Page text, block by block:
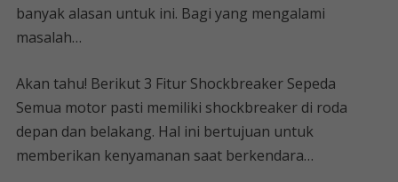
banyak alasan untuk ini. Bagi yang mengalami
masalah…
Akan tahu! Berikut 3 Fitur Shockbreaker Sepeda
Semua motor pasti memiliki shockbreaker di roda
depan dan belakang. Hal ini bertujuan untuk
memberikan kenyamanan saat berkendara…